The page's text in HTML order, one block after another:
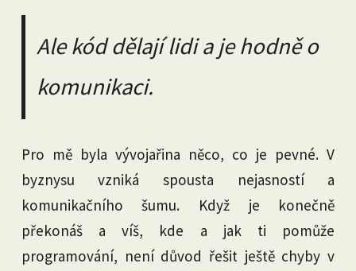
Ale kód dělají lidi a je hodně o
komunikaci.
Pro mě byla vývojařina něco, co je pevné. V
byznysu vzniká spousta nejasností a
komunikačního šumu. Když je konečně
překonáš a víš, kde a jak ti pomůže
programování, není důvod řešit ještě chyby v